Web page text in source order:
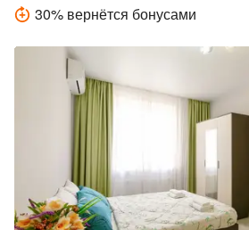
30% вернётся бонусами